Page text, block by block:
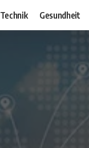
Technik Gesundheit